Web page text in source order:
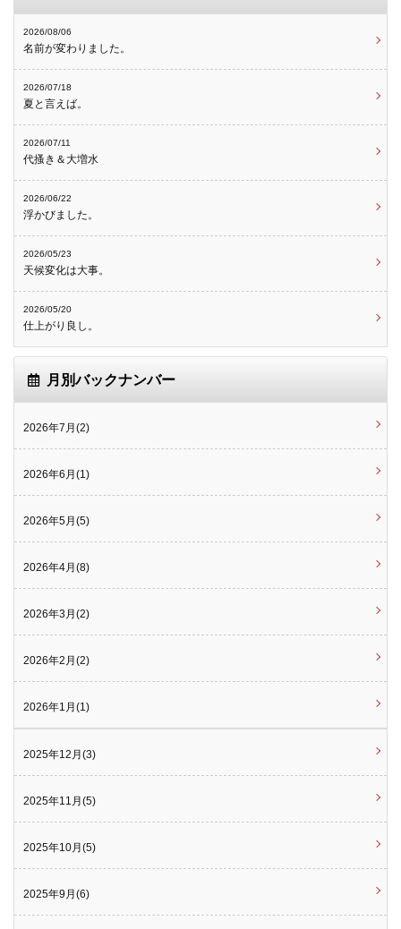
2026/08/06
名前が変わりました。
2026/07/18
夏と言えば。
2026/07/11
代搔き＆大増水
2026/06/22
浮かびました。
2026/05/23
天候変化は大事。
2026/05/20
仕上がり良し。
月別バックナンバー
2026年7月(2)
2026年6月(1)
2026年5月(5)
2026年4月(8)
2026年3月(2)
2026年2月(2)
2026年1月(1)
2025年12月(3)
2025年11月(5)
2025年10月(5)
2025年9月(6)